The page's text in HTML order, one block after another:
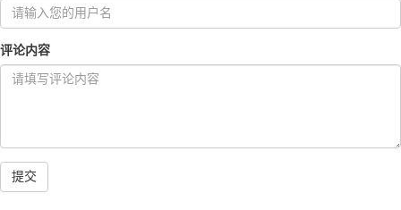
评论内容
提交